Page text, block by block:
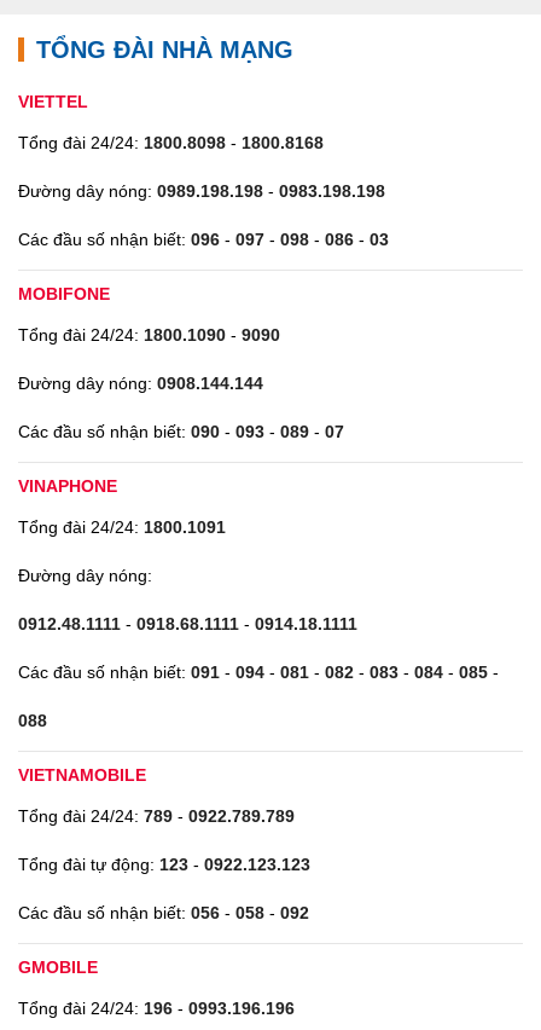
TỔNG ĐÀI NHÀ MẠNG
VIETTEL
Tổng đài 24/24: 1800.8098 - 1800.8168
Đường dây nóng: 0989.198.198 - 0983.198.198
Các đầu số nhận biết: 096 - 097 - 098 - 086 - 03
MOBIFONE
Tổng đài 24/24: 1800.1090 - 9090
Đường dây nóng: 0908.144.144
Các đầu số nhận biết: 090 - 093 - 089 - 07
VINAPHONE
Tổng đài 24/24: 1800.1091
Đường dây nóng:
0912.48.1111 - 0918.68.1111 - 0914.18.1111
Các đầu số nhận biết: 091 - 094 - 081 - 082 - 083 - 084 - 085 -
088
VIETNAMOBILE
Tổng đài 24/24: 789 - 0922.789.789
Tổng đài tự động: 123 - 0922.123.123
Các đầu số nhận biết: 056 - 058 - 092
GMOBILE
Tổng đài 24/24: 196 - 0993.196.196